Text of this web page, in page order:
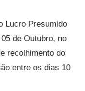
Lucro Presumido
de Outubro, no
recolhimento do
entre os dias 10